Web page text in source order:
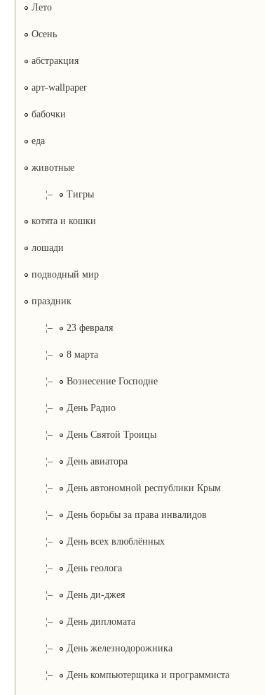
Лето
Осень
абстракция
арт-wallpaper
бабочки
еда
животные
¦– Тигры
котята и кошки
лошади
подводный мир
праздник
¦– 23 февраля
¦– 8 марта
¦– Вознесение Господне
¦– День Радио
¦– День Святой Троицы
¦– День авиатора
¦– День автономной республики Крым
¦– День борьбы за права инвалидов
¦– День всех влюблённых
¦– День геолога
¦– День ди-джея
¦– День дипломата
¦– День железнодорожника
¦– День компьютерщика и программиста